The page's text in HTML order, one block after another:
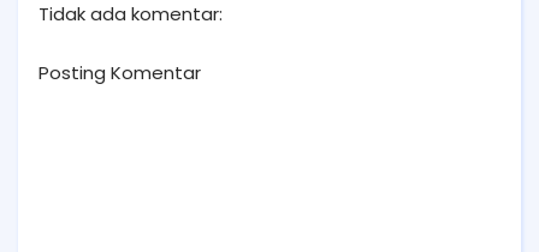
Tidak ada komentar:
Posting Komentar